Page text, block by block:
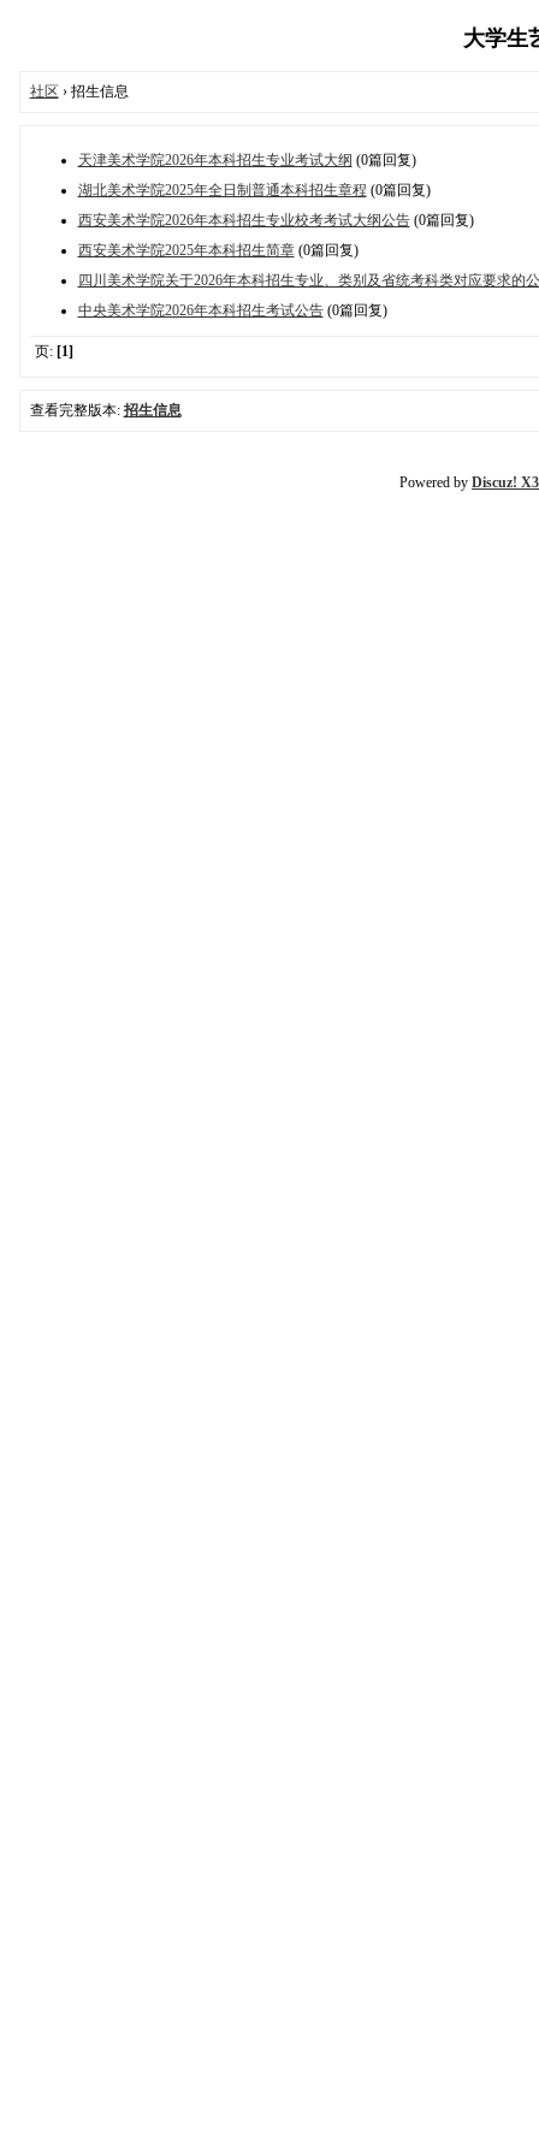
大学生
社区 › 招生信息
天津美术学院2026年本科招生专业考试大纲 (0篇回复)
湖北美术学院2025年全日制普通本科招生章程 (0篇回复)
西安美术学院2026年本科招生专业校考考试大纲公告(0篇回复)
西安美术学院2025年本科招生简章(0篇回复)
四川美术学院关于2026年本科招生专业、类别及省统考科类对应要求的
中央美术学院2026年本科招生考试公告(0篇回复)
页: [1]
查看完整版本: 招生信息
Powered by Discuz!